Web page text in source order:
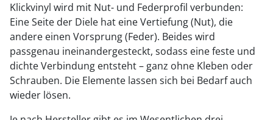
Klickvinyl wird mit Nut- und Federprofil verbunden:
Eine Seite der Diele hat eine Vertiefung (Nut), die
andere einen Vorsprung (Feder). Beides wird
passgenau ineinandergesteckt, sodass eine feste und
dichte Verbindung entsteht – ganz ohne Kleben oder
Schrauben. Die Elemente lassen sich bei Bedarf auch
wieder lösen.